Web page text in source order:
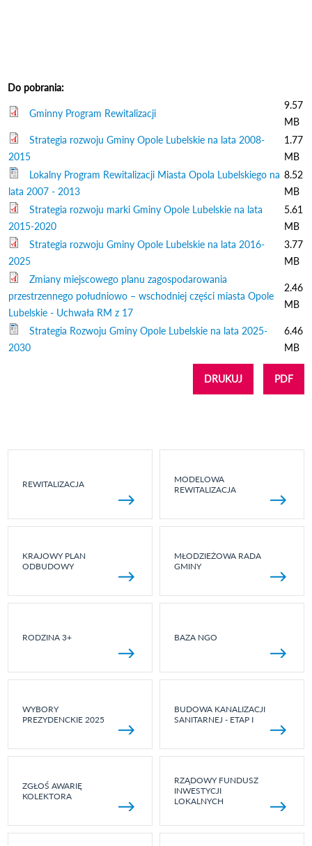
Do pobrania:
Gminny Program Rewitalizacji
9.57
MB
Strategia rozwoju Gminy Opole Lubelskie na lata 2008-
2015
1.77
MB
Lokalny Program Rewitalizacji Miasta Opola Lubelskiego na
lata 2007 - 2013
8.52
MB
Strategia rozwoju marki Gminy Opole Lubelskie na lata
2015-2020
5.61
MB
Strategia rozwoju Gminy Opole Lubelskie na lata 2016-
2025
3.77
MB
Zmiany miejscowego planu zagospodarowania
przestrzennego południowo – wschodniej części miasta Opole
Lubelskie - Uchwała RM z 17
2.46
MB
Strategia Rozwoju Gminy Opole Lubelskie na lata 2025-
2030
6.46
MB
DRUKUJ PDF
REWITALIZACJA
MODELOWA
REWITALIZACJA
KRAJOWY PLAN
ODBUDOWY
MŁODZIEŻOWA RADA
GMINY
RODZINA 3+ BAZA NGO
WYBORY
PREZYDENCKIE 2025
BUDOWA KANALIZACJI
SANITARNEJ - ETAP I
ZGŁOŚ AWARIĘ
KOLEKTORA
RZĄDOWY FUNDUSZ
INWESTYCJI
LOKALNYCH